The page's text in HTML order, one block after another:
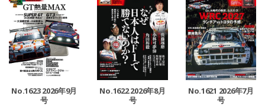
No.1623 2026年9月
号
No.1622 2026年8月
号
No.1621 2026年7月
号